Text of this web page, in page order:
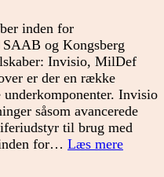
inden for
og Kongsberg
Invisio, MilDef
er der en række
Invisio
såsom avancerede
til brug med
for… Læs mere